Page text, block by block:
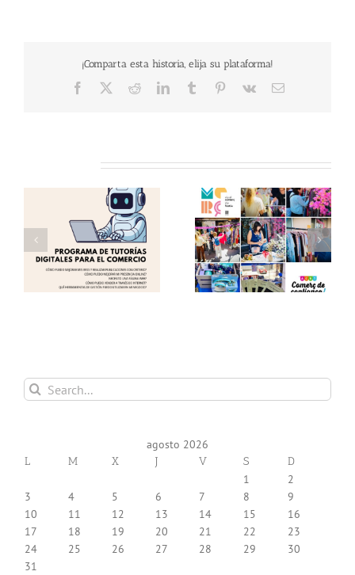
¡Comparta esta historia, elija su plataforma!
Facebook RedditLinkedInTumblr Pinterest
Vk Email
Éxito en una nueva
edición del «Comerç al
Carrer de Torrent»!
Gracias!
Te invitamos a visitar
el «Comerç al Carrer
de Torrent» !!
(12.06.26) !!
Search
for:
agosto 2026
L M X J V S D
1
2
3
4 5 6 7 8
9
10
11 12 13 14 15
16
17
18 19 20 21 22
23
24
25 26 27 28 29
30
31